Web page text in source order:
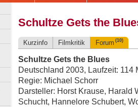
Schultze Gets the
Kurzinfo Filmkritik Forum (10)
Schultze Gets the Blues
Deutschland 2003, Laufzeit: 114
Regie: Michael Schorr
Darsteller: Horst Krause, Harald
Schucht, Hannelore Schubert,